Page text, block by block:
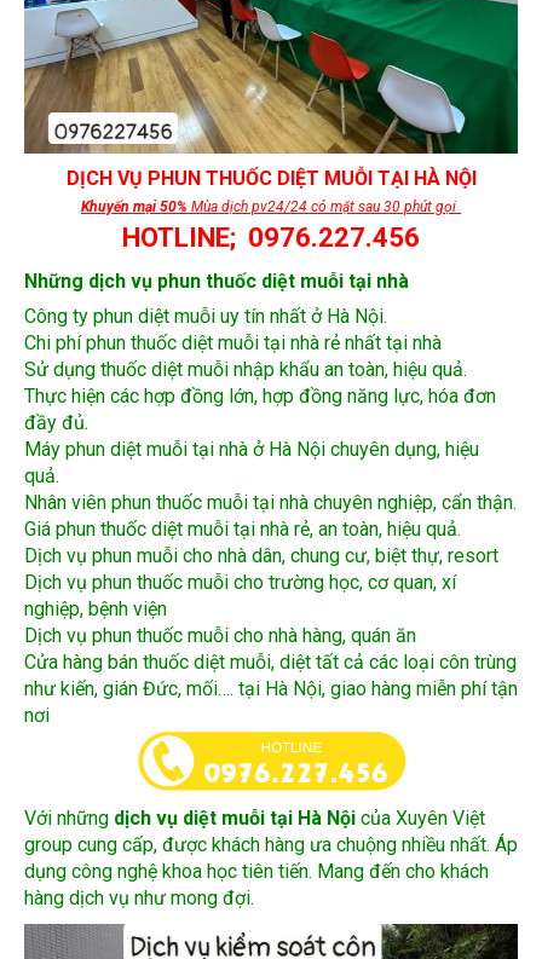
DỊCH VỤ PHUN THUỐC DIỆT MUỖI TẠI HÀ NỘI
Khuyến mại 50%Mùa dịch pv24/24 có mặt sau 30 phút gọi
HOTLINE; 0976.227.456
Những dịch vụ phun thuốc diệt muỗi tại nhà
Công ty phun diệt muỗi uy tín nhất ở Hà Nội.
Chi phí phun thuốc diệt muỗi tại nhà rẻ nhất tại nhà
Sử dụng thuốc diệt muỗi nhập khẩu an toàn, hiệu quả.
Thực hiện các hợp đồng lớn, hợp đồng năng lực, hóa đơn
đầy đủ.
Máy phun diệt muỗi tại nhà ở Hà Nội chuyên dụng, hiệu
quả.
Nhân viên phun thuốc muỗi tại nhà chuyên nghiệp, cẩn thận.
Giá phun thuốc diệt muỗi tại nhà rẻ, an toàn, hiệu quả.
Dịch vụ phun muỗi cho nhà dân, chung cư, biệt thự, resort
Dịch vụ phun thuốc muỗi cho trường học, cơ quan, xí
nghiệp, bệnh viện
Dịch vụ phun thuốc muỗi cho nhà hàng, quán ăn
Cửa hàng bán thuốc diệt muỗi, diệt tất cả các loại côn trùng
như kiến, gián Đức, mối…. tại Hà Nội, giao hàng miễn phí tận
nơi
dịch vụ diệt muỗi tại Hà Nộicủa Xuyên Việt
group cung cấp, được khách hàng ưa chuộng nhiều nhất. Áp
dụng công nghệ khoa học tiên tiến. Mang đến cho khách
hàng dịch vụ như mong đợi.